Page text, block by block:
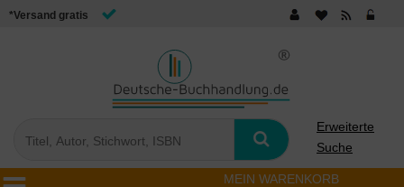
*Versand gratis
Erweiterte
Suche
MEIN WARENKORB